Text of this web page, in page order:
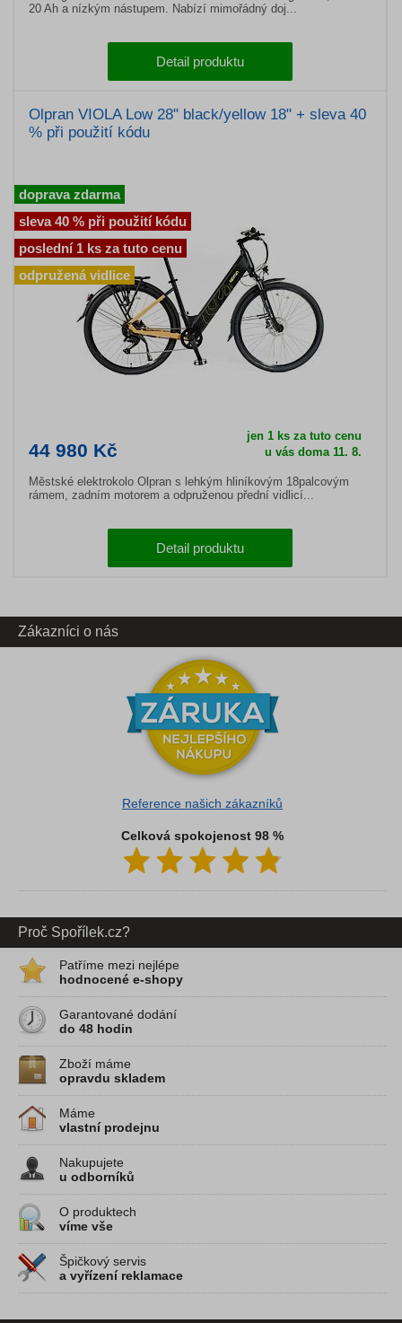
20 Ah a nízkým nástupem. Nabízí mimořádný doj...
Detail produktu
Olpran VIOLA Low 28" black/yellow 18" + sleva 40
% při použití kódu
44 980 Kč
jen 1 ks za tuto cenu
u vás doma 11. 8.
Městské elektrokolo Olpran s lehkým hliníkovým 18palcovým
rámem, zadním motorem a odpruženou přední vidlicí...
Detail produktu
doprava zdarma
sleva 40 % při použití kódu
poslední 1 ks za tuto cenu
odpružená vidlice
Zákazníci o nás
Reference našich zákazníků
Celková spokojenost 98 %
Proč Spořílek.cz?
Patříme mezi nejlépe
hodnocené e-shopy
Garantované dodání
do 48 hodin
Zboží máme
opravdu skladem
Máme
vlastní prodejnu
Nakupujete
u odborníků
O produktech
víme vše
Špičkový servis
a vyřízení reklamace